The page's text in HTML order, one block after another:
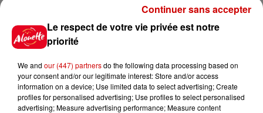
Jusqu?au 5 juillet, retrouvezici des conseils de
r�visions pour le Bac, les sujets et les corrig�s des
�preuves 2019, ainsi que les r�sultats des fili�res L,
S et ES.
Infos Voir plus
Le respect de votre vie privée est notre
priorité
We and our (447) partnersdo the following data processing based on
your consent and/or our legitimate interest: Store and/or access
information on a device; Use limited data to select advertising; Create
profiles for personalised advertising; Use profiles to select personalised
advertising; Measure advertising performance; Measure content
Continuer sans accepter